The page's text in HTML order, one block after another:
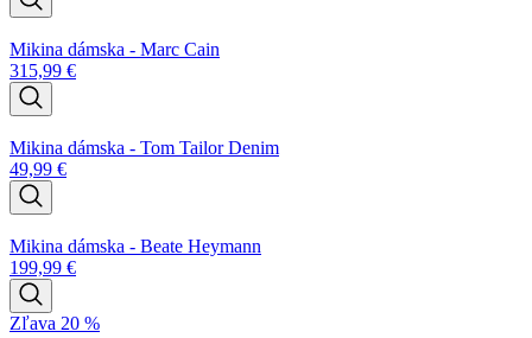
Mikina dámska - Marc Cain
315,99 €
Mikina dámska - Tom Tailor Denim
49,99 €
Mikina dámska - Beate Heymann
199,99 €
Zľava 20 %